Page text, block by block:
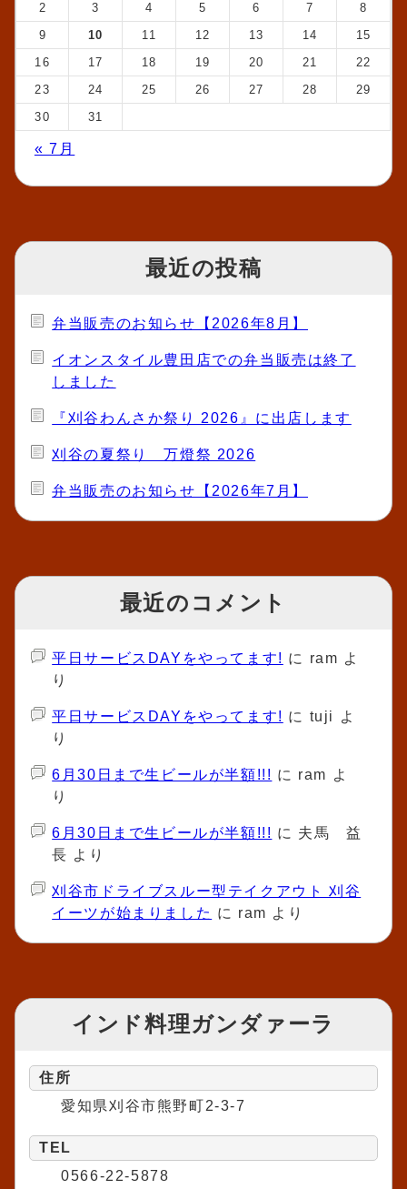
2
3 4 5 6 7
8
9
10 11 12 13 14
15
16
17 18 19 20 21
22
23
24 25 26 27 28
29
30
31
« 7月
最近の投稿
弁当販売のお知らせ【2026年8月】
イオンスタイル豊田店での弁当販売は終了
しました
『刈谷わんさか祭り 2026』に出店します
刈谷の夏祭り 万燈祭 2026
弁当販売のお知らせ【2026年7月】
最近のコメント
平日サービスDAYをやってます! に ram よ
り
平日サービスDAYをやってます! に tuji
よ
り
6月30日まで生ビールが半額!!! に ram よ
り
6月30日まで生ビールが半額!!! に 夫馬 益
長 より
刈谷市ドライブスルー型テイクアウト 刈谷
イーツが始まりました に ram より
インド料理ガンダァーラ
住所
愛知県刈谷市熊野町2-3-7
TEL
0566-22-5878